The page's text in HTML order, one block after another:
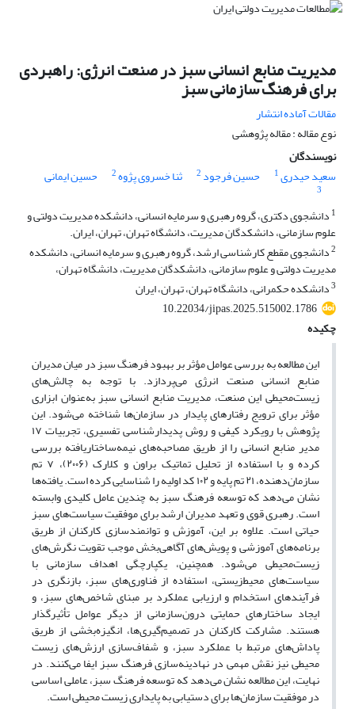
مدیریت منابع انسانی سبز در صنعت انرژی: راهبردی
برای فرهنگ سازمانی سبز
مقالات آماده انتشار
نوع مقاله : مقاله پژوهشی
نویسندگان
سعید حیدری1 حسین فرجود 2 ثنا خسروی پژوه2 حسین ایمانی
3
1 دانشجوی دکتری، گروه رهبری و سرمایه انسانی، دانشکده مدیریت دولتی و
علوم سازمانی، دانشکدگان مدیریت، دانشگاه تهران، تهران، ایران.
2دانشجوی مقطع کارشناسی ارشد، گروه رهبری و سرمایه انسانی، دانشکده
مدیریت دولتی و علوم سازمانی، دانشکدگان مدیریت، دانشگاه تهران،
3دانشکده حکمرانی، دانشگاه تهران، تهران، ایران
10.22034/jipas.2025.515002.1786
چکیده
این مطالعه به بررسی عوامل مؤثر بر بهبود فرهنگ سبز در میان مدیران
منابع انسانی صنعت انرژی می‌پردازد. با توجه به چالش‌های
زیست‌محیطی این صنعت، مدیریت منابع انسانی سبز به‌عنوان ابزاری
مؤثر برای ترویج رفتارهای پایدار در سازمان‌ها شناخته می‌شود. این
پژوهش با رویکرد کیفی و روش پدیدارشناسی تفسیری، تجربیات ۱۷
مدیر منابع انسانی را از طریق مصاحبه‌های نیمه‌ساختاریافته بررسی
کرده و با استفاده از تحلیل تماتیک براون و کلارک (۲۰۰۶)، ۷ تم
سازمان‌دهنده، ۲۱ تم پایه و ۱۰۲ کد اولیه را شناسایی کرده است. یافته‌ها
نشان می‌دهد که توسعه فرهنگ سبز به چندین عامل کلیدی وابسته
است. رهبری قوی و تعهد مدیران ارشد برای موفقیت سیاست‌های سبز
حیاتی است. علاوه بر این، آموزش و توانمندسازی کارکنان از طریق
برنامه‌های آموزشی و پویش‌های آگاهی‌بخش موجب تقویت نگرش‌های
زیست‌محیطی می‌شود. همچنین، یکپارچگی اهداف سازمانی با
سیاست‌های محیط‌زیستی، استفاده از فناوری‌های سبز، بازنگری در
فرآیندهای استخدام و ارزیابی عملکرد بر مبنای شاخص‌های سبز، و
ایجاد ساختارهای حمایتی درون‌سازمانی از دیگر عوامل تأثیرگذار
هستند. مشارکت کارکنان در تصمیم‌گیری‌ها، انگیزه‌بخشی از طریق
پاداش‌های مرتبط با عملکرد سبز، و شفاف‌سازی ارزش‌های زیست
محیطی نیز نقش مهمی در نهادینه‌سازی فرهنگ سبز ایفا می‌کنند. در
نهایت، این مطالعه نشان می‌دهد که توسعه فرهنگ سبز، عاملی اساسی
در موفقیت سازمان‌ها برای دستیابی به پایداری زیست محیطی است.